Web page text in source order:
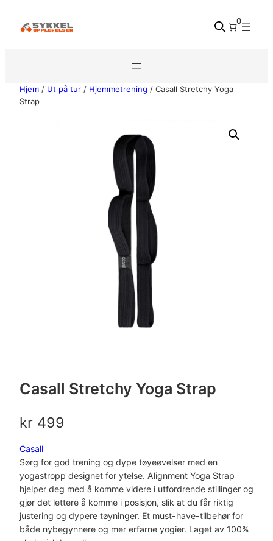
0
Hjem / Ut på tur / Hjemmetrening / Casall Stretchy Yoga
Strap
Casall Stretchy Yoga Strap
kr 499
Casall
Sørg for god trening og dype tøyeøvelser med en
yogastropp designet for ytelse. Alignment Yoga Strap
hjelper deg med å komme videre i utfordrende stillinger og
gjør det lettere å komme i posisjon, slik at du får riktig
justering og dypere tøyninger. Et must-have-tilbehør for
både nybegynnere og mer erfarne yogier. Laget av 100%